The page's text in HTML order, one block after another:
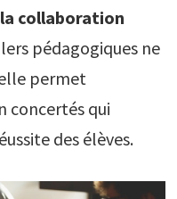
collaboration
pédagogiques ne
permet
concertés qui
des élèves.